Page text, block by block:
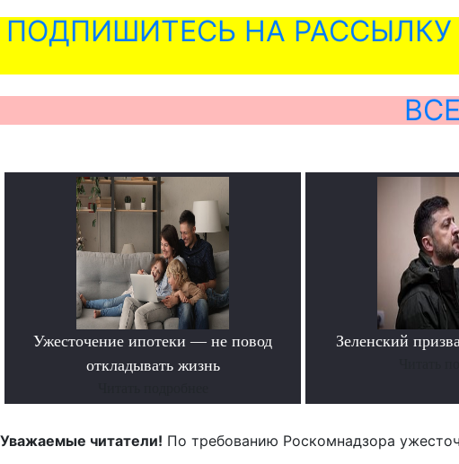
ПОДПИШИТЕСЬ НА
Ужесточение ипотеки — не повод
откладывать жизнь
Зеленский
Уважаемые читатели! По требованию Роскомнадзора